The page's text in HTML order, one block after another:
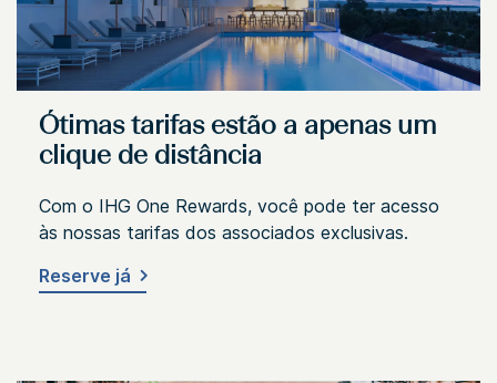
Ótimas tarifas estão a apenas um
clique de distância
Com o IHG One Rewards, você pode ter acesso
às nossas tarifas dos associados exclusivas.
Reserve já